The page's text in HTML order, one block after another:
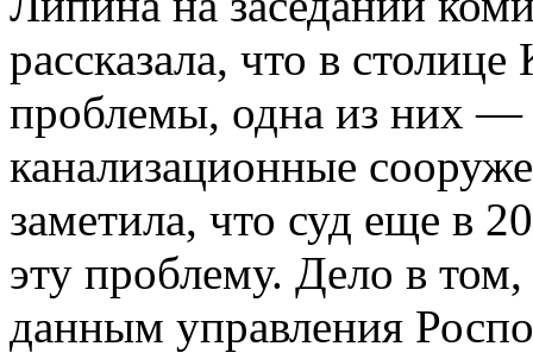
рассказала, что в
проблемы, одна из них —
канализационные
заметила, что суд еще в
эту проблему. Дело в
данным управления